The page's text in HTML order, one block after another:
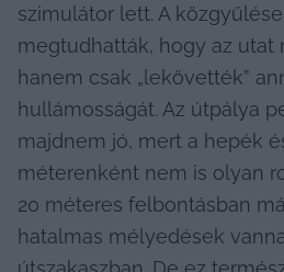
szimulátor lett. A
megtudhatták, hogy az utat
hanem csak „lekövették”
hullámosságát. Az útpálya
majdnem jó, mert a hepék
méterenként nem is olyan
20 méteres felbontásban
hatalmas mélyedések